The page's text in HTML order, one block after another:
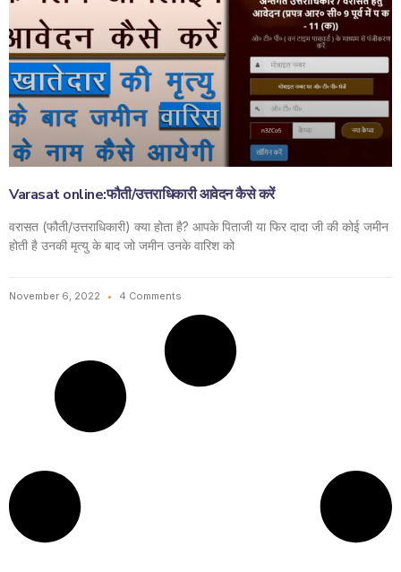
Varasat online:फौती/उत्तराधिकारी आवेदन कैसे करें
वरासत (फौती/उत्तराधिकारी) क्या होता है? आपके पिताजी या फिर दादा जी की कोई जमीन
होती है उनकी मृत्यु के बाद जो जमीन उनके वारिश को
November 6, 2022 4 Comments